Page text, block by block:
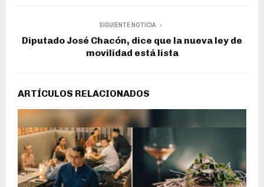
SIGUIENTE NOTICIA
Diputado José Chacón, dice que la nueva ley de
movilidad está lista
ARTÍCULOS RELACIONADOS